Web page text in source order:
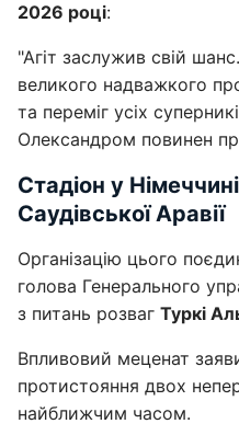
2026 році:
"Агіт заслужив свій
великого надважкого
та переміг усіх
Олександром повинен
Стадіон у
Саудівської Аравії
Організацію цього
голова Генерального
з питань розваг Туркі
Впливовий меценат
протистояння двох
найближчим часом.